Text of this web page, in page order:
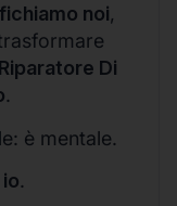
noi,
Di
.
è mentale.
.